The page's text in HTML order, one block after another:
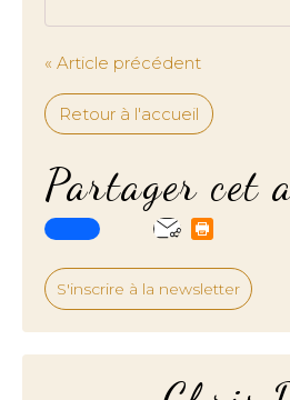
« Article précédent
Retour à l'accueil
Partager cet
S'inscrire à la newsletter